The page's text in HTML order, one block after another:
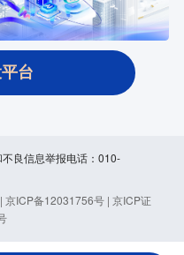
台
良信息举报电话：010-
京ICP备12031756号 | 京ICP证